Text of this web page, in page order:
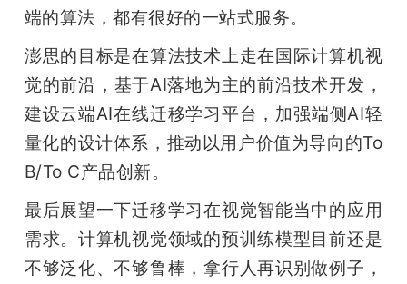
端的算法，都有很好的一站式服务。
澎思的目标是在算法技术上走在国际计算机视
觉的前沿，基于AI落地为主的前沿技术开发，
建设云端AI在线迁移学习平台，加强端侧AI轻
量化的设计体系，推动以用户价值为导向的To
B/To C产品创新。
最后展望一下迁移学习在视觉智能当中的应用
需求。计算机视觉领域的预训练模型目前还是
不够泛化、不够鲁棒，拿行人再识别做例子，